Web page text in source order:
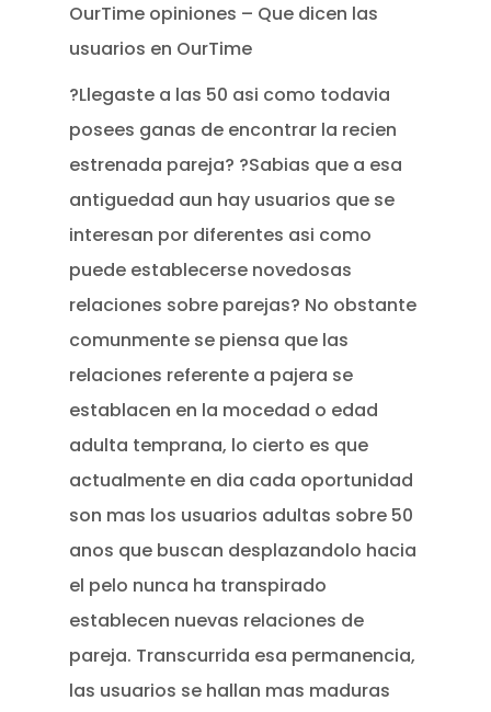
OurTime opiniones – Que dicen las
usuarios en OurTime
?Llegaste a las 50 asi­ como todavia
posees ganas de encontrar la recien
estrenada pareja? ?Sabias que a esa
antiguedad aun hay usuarios que se
interesan por diferentes asi­ como
puede establecerse novedosas
relaciones sobre parejas? No obstante
comunmente se piensa que las
relaciones referente a pajera se
establacen en la mocedad o edad
adulta temprana, lo cierto es que
actualmente en dia cada oportunidad
son mas los usuarios adultas sobre 50
anos que buscan desplazandolo hacia
el pelo nunca ha transpirado
establecen nuevas relaciones de
pareja. Transcurrida esa permanencia,
las usuarios se hallan mas maduras